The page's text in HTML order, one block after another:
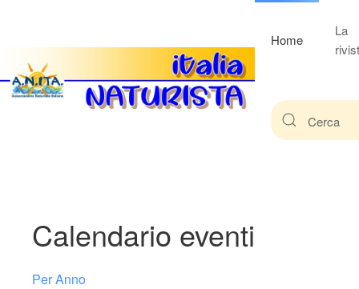
Home
La
Calendario eventi
Per Anno